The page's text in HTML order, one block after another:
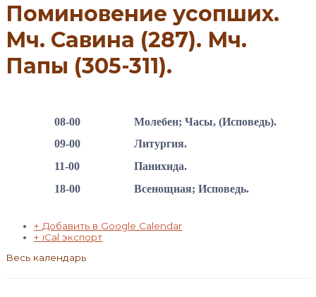
Поминовение усопших.
Мч. Савина (287). Мч.
Папы (305-311).
08-00
09-00
11-00
18-00
Молебен; Часы, (Исповедь).
Литургия.
Панихида.
Всенощная; Исповедь.
+ Добавить в Google Calendar
+ iCal экспорт
Весь календарь